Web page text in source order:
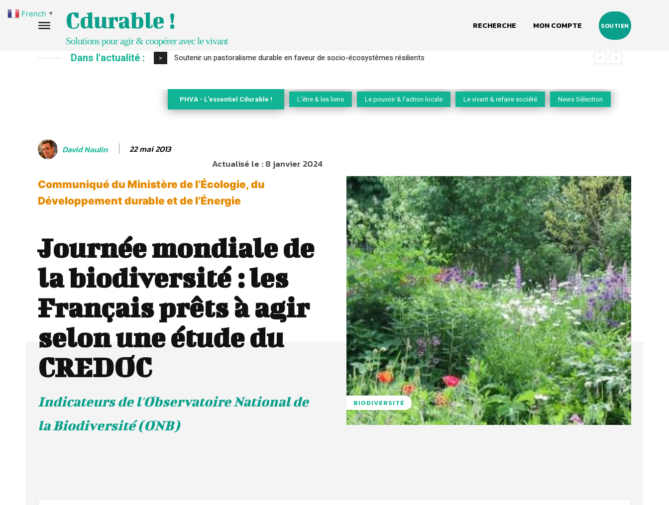
Cdurable !
Solutions pour agir & coopérer avec le vivant
RECHERCHE MON COMPTE SOUTIEN
Dans l'actualité : > S’inspirer de l’arbre pour un modèle économique régénératif du vivant …
PHVA - L'essentiel Cdurable ! L'être & les liens Le pouvoir & l'action locale Le vivant & refaire société News Sélection
David Naulin 22 mai 2013
Actualisé le :8 janvier 2024
Communiqué du Ministère de l’Écologie, du
Développement durable et de l’Énergie
Journée mondiale de
la biodiversité : les
Français prêts à agir
selon une étude du
CREDOC
Indicateurs de l'Observatoire National de
la Biodiversité (ONB)
BIODIVERSITÉ
French ▼